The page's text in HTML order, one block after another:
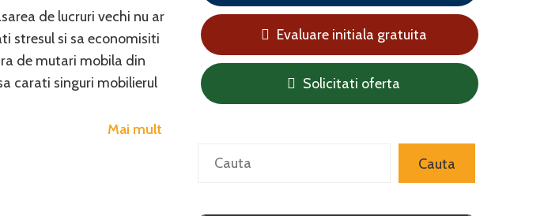
de lucruri vechi nu ar
stresul si sa economisiti
de mutari mobila din
carati singuri mobilierul
Mai mult
Evaluare initiala gratuita
Solicitati oferta
Search Cauta